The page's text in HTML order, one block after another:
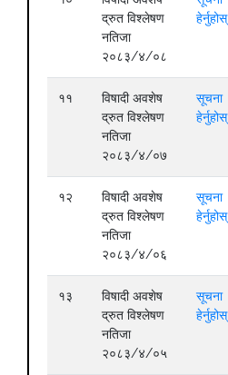
द्रुत विश्लेषण
नतिजा
२०८३/४/०८
हेर्नुहोस्
११
विषादी अवशेष
द्रुत विश्लेषण
नतिजा
२०८३/४/०७
सूचना
हेर्नुहोस्
१२
विषादी अवशेष
द्रुत विश्लेषण
नतिजा
२०८३/४/०६
सूचना
हेर्नुहोस्
१३
विषादी अवशेष
द्रुत विश्लेषण
नतिजा
२०८३/४/०५
सूचना
हेर्नुहोस्